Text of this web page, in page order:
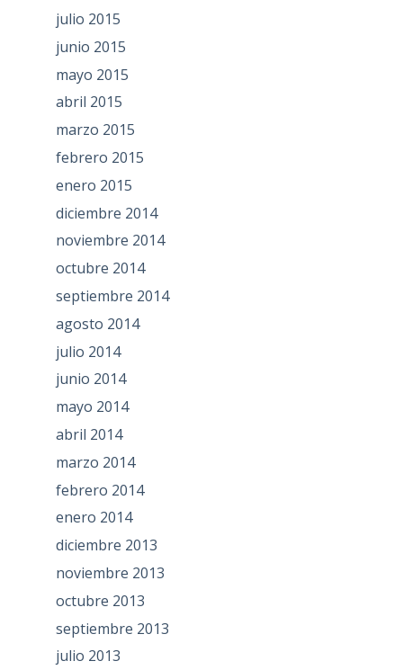
julio 2015
junio 2015
mayo 2015
abril 2015
marzo 2015
febrero 2015
enero 2015
diciembre 2014
noviembre 2014
octubre 2014
septiembre 2014
agosto 2014
julio 2014
junio 2014
mayo 2014
abril 2014
marzo 2014
febrero 2014
enero 2014
diciembre 2013
noviembre 2013
octubre 2013
septiembre 2013
julio 2013